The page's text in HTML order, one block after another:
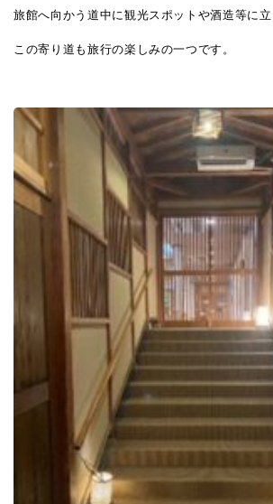
旅館へ向かう道中に観光スポットや酒造等に立
この寄り道も旅行の楽しみの一つです。